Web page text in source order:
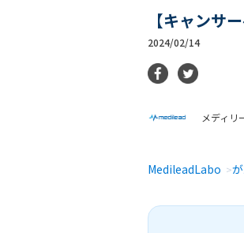
【キャンサ
2024/02/14
メディ
MedileadLabo